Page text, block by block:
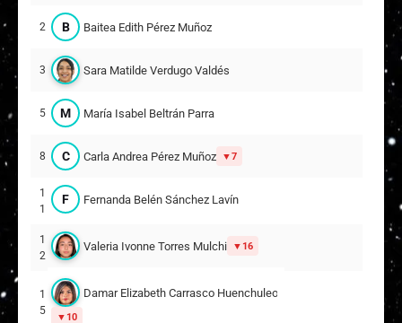
2 B Baitea Edith Pérez Muñoz
3 Sara Matilde Verdugo Valdés
5 M María Isabel Beltrán Parra
8 C Carla Andrea Pérez Muñoz 7
1
1
F Fernanda Belén Sánchez Lavín
1
2
Valeria Ivonne Torres Mulchi 16
1
5
Damar Elizabeth Carrasco Huenchuleo
10